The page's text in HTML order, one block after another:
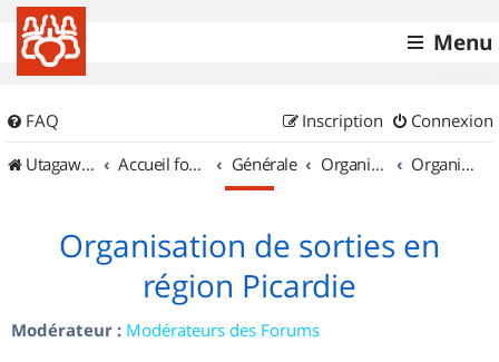
Menu
FAQ Connexion
Inscription
UtagawaVTT (Randos VTT et VTTAE avec traces GPS)
Accueil forum Générale Organisation de sorties & Recherche de partenaires Organisation de sorties en région Picardie
Organisation de sorties en
région Picardie
Modérateur : Modérateurs des Forums